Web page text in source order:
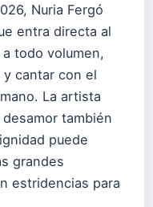
Nuria Fergó
entra directa al
todo volumen,
cantar con el
La artista
también
puede
grandes
estridencias para